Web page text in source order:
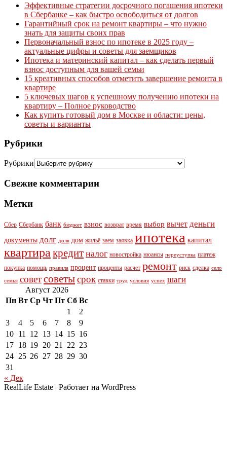
Эффективные стратегии досрочного погашения ипотеки
в Сбербанке – как быстро освободиться от долгов
Гарантийный срок на ремонт квартиры – что нужно
знать для защиты своих прав
Первоначальный взнос по ипотеке в 2025 году –
актуальные цифры и советы для заемщиков
Ипотека и материнский капитал – как сделать первый
взнос доступным для вашей семьи
15 креативных способов отметить завершение ремонта в
квартире
5 ключевых шагов к успешному получению ипотеки на
квартиру – Полное руководство
Как купить готовый дом в Москве и области: цены,
советы и варианты
Рубрики
Рубрики
Свежие комментарии
Метки
Сбер Сбербанк банк бюджет взнос возврат время выбор вычет деньги
документы долг доля дом жильё заем заявка ипотека капитал
квартира кредит налог новостройка нюансы переуступка платеж
покупка помощь правила процент проценты расчет ремонт риск сделка село
семья советсоветысрок ставки труд условия успех шаги
Август 2026
Пн Вт Ср Чт Пт Сб Вс
1
2
3
4 5 6 7 8
9
10 11 12 13 14 15 16
17 18 19 20 21 22 23
24 25 26 27 28 29 30
31
« Дек
RealLife Estate | Работает на WordPress